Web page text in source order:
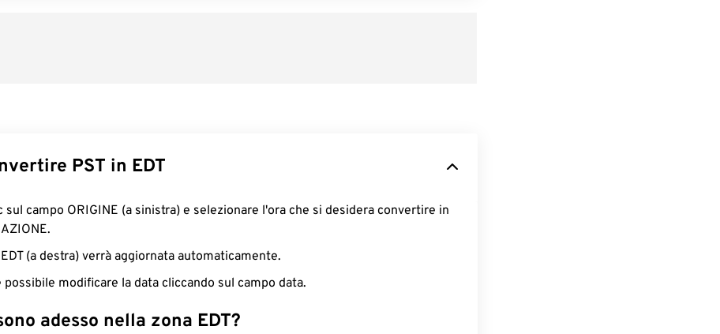
PST in EDT
sul campo ORIGINE (a sinistra) e selezionare l'ora che si desidera convertire in
(a destra) verrà aggiornata automaticamente.
possibile modificare la data cliccando sul campo data.
adesso nella zona EDT?